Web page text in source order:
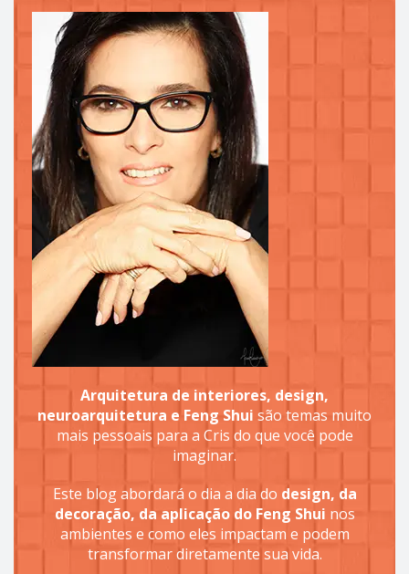
Arquitetura de interiores, design,
neuroarquitetura e Feng Shui são temas muito
mais pessoais para a Cris do que você pode
imaginar.
Este blog abordará o dia a dia do design, da
decoração, da aplicação do Feng Shui nos
ambientes e como eles impactam e podem
transformar diretamente sua vida.